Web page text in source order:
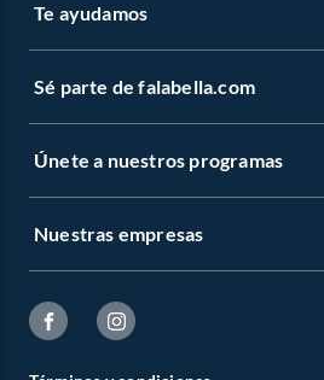
Te ayudamos
Sé parte de falabella.com
Únete a nuestros programas
Nuestras empresas